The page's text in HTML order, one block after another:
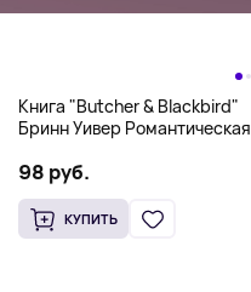
Книга "Butcher & Blackbird"
Бринн Уивер Романтическая
(18+)
98 руб.
КУПИТЬ